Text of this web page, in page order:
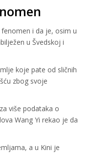
i da je, osim u
u Švedskoj i
koje pate od sličnih
zbog svoje
više podataka o
Wang Yi rekao je da
a u Kini je